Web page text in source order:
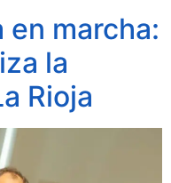
en marcha:
la
Rioja